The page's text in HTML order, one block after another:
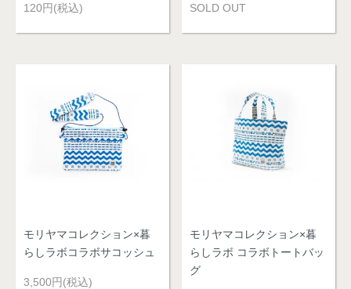
120円(税込) SOLD OUT
モリヤマコレクション×暮
らしラボコラボサコッシュ
3,500円(税込)
モリヤマコレクション×暮
らしラボ コラボトートバッ
グ